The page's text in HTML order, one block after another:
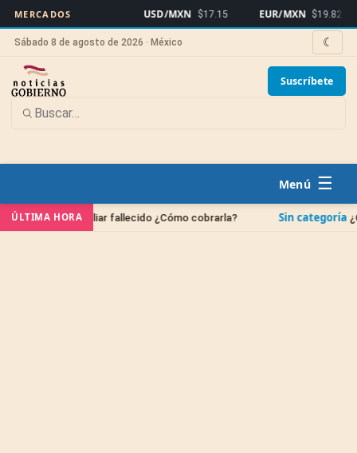
MERCADOS USD/MXN $17.15 EUR/MXN $19.82
Sábado 8 de agosto de 2026 · México ☾
Suscríbete
☰
ÚLTIMA HORA
un familiar fallecido ¿Cómo cobrarla? Sin categoría¿Cuándo se